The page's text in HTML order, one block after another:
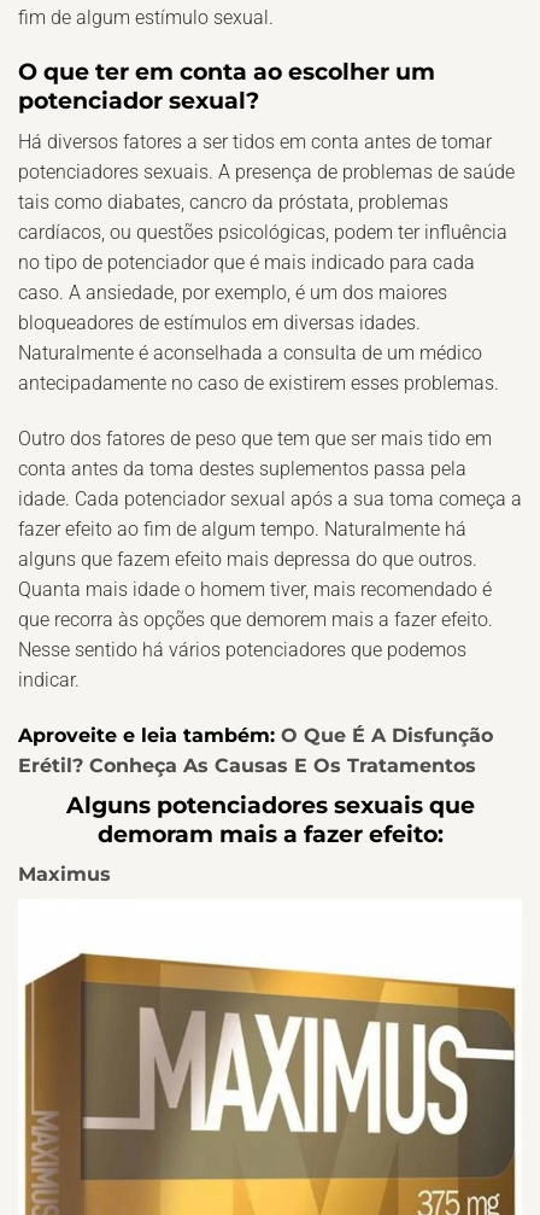
fim de algum estímulo sexual.
O que ter em conta ao escolher um
potenciador sexual?
Há diversos fatores a ser tidos em conta antes de tomar
potenciadores sexuais. A presença de problemas de saúde
tais como diabates, cancro da próstata, problemas
cardíacos, ou questões psicológicas, podem ter influência
no tipo de potenciador que é mais indicado para cada
caso. A ansiedade, por exemplo, é um dos maiores
bloqueadores de estímulos em diversas idades.
Naturalmente é aconselhada a consulta de um médico
antecipadamente no caso de existirem esses problemas.
Outro dos fatores de peso que tem que ser mais tido em
conta antes da toma destes suplementos passa pela
idade. Cada potenciador sexual após a sua toma começa a
fazer efeito ao fim de algum tempo. Naturalmente há
alguns que fazem efeito mais depressa do que outros.
Quanta mais idade o homem tiver, mais recomendado é
que recorra às opções que demorem mais a fazer efeito.
Nesse sentido há vários potenciadores que podemos
indicar.
Aproveite e leia também: O Que É A Disfunção
Erétil? Conheça As Causas E Os Tratamentos
Alguns potenciadores sexuais que
demoram mais a fazer efeito:
Maximus